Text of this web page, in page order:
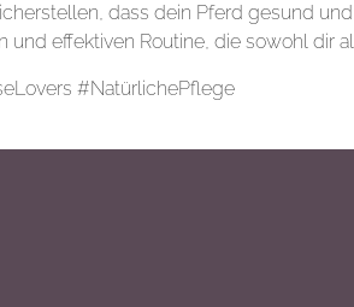
dass dein Pferd gesund
effektiven Routine, die sowohl dir
#NatürlichePflege